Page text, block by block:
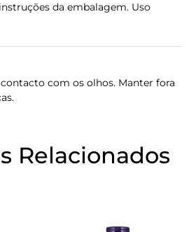
da embalagem. Uso
com os olhos. Manter fora
Relacionados